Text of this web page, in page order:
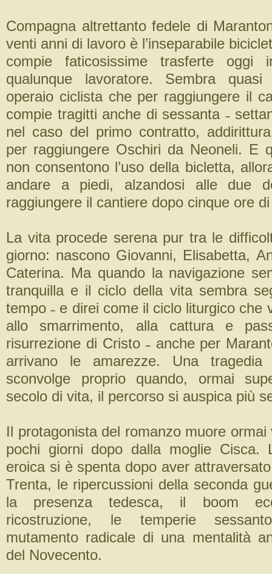
Compagna altrettanto fedele di
venti anni di lavoro è l’inseparabile
compie faticosissime trasferte oggi
qualunque lavoratore. Sembra
operaio ciclista che per raggiungere il
compie tragitti anche di sessanta ˗
nel caso del primo contratto,
per raggiungere Oschiri da Neoneli. E
non consentono l’uso della bicletta,
andare a piedi, alzandosi alle due
raggiungere il cantiere dopo cinque ore
La vita procede serena pur tra le
giorno: nascono Giovanni, Elisabetta,
Caterina. Ma quando la navigazione
tranquilla e il ciclo della vita sembra
tempo ˗ e direi come il ciclo liturgico che
allo smarrimento, alla cattura e
risurrezione di Cristo ˗ anche per
arrivano le amarezze. Una tragedia
sconvolge proprio quando, ormai
secolo di vita, il percorso si auspica più
Il protagonista del romanzo muore ormai
pochi giorni dopo dalla moglie Cisca.
eroica si è spenta dopo aver
Trenta, le ripercussioni della seconda
la presenza tedesca, il boom
ricostruzione, le temperie
mutamento radicale di una mentalità
del Novecento.